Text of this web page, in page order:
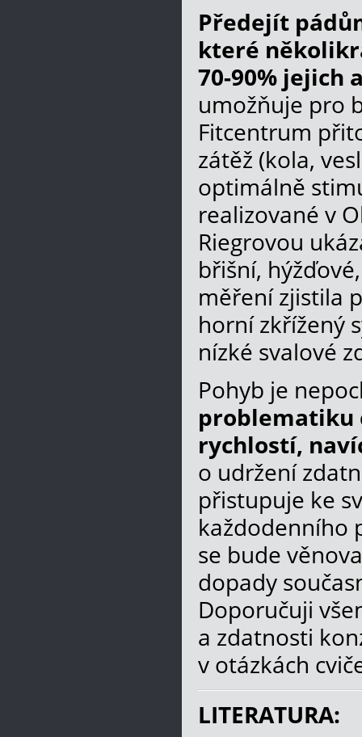
Předejít
které
70-90% jejich
umožňuje pro
Fitcentrum
zátěž (kola,
optimálně
realizované v
Riegrovou
břišní,
měření zjistila
horní zkřížený
nízké svalové
Pohyb je
problematiku
rychlostí,
o udržení
přistupuje ke
každodenního
se bude
dopady
Doporučuji
a zdatnosti
v otázkách
LITERATURA: